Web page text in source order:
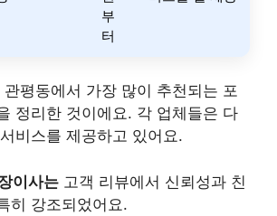
부
터
평동에서 가장 많이 추천되는 포
정리한 것이에요. 각 업체들은 다
비스를 제공하고 있어요.
이사는 고객 리뷰에서 신뢰성과 친
히 강조되었어요.